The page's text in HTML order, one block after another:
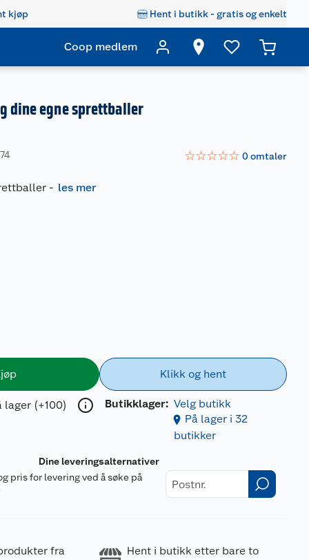
kjøp Hent i butikk - gratis og enkelt
Coop medlem
dine egne sprettballer
☆☆☆☆☆ 0omtaler
- les mer
lager (+100)
Klikk og hent
Butikklager: Velg butikk
På lager i 32
butikker
Dine leveringsalternativer
pris for levering ved å søke på
fra
Hent i butikk etter bare to